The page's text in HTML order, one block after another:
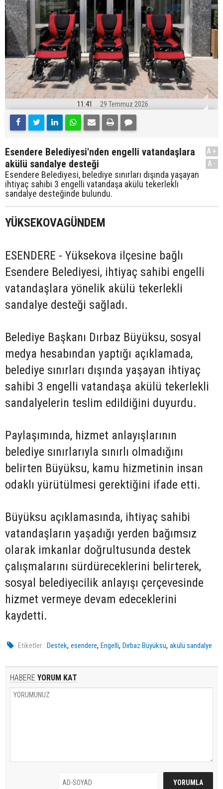
11:41 29 Temmuz 2026
Esendere Belediyesi'nden engelli vatandaşlara
akülü sandalye desteği
Esendere Belediyesi, belediye sınırları dışında yaşayan
ihtiyaç sahibi 3 engelli vatandaşa akülü tekerlekli
sandalye desteğinde bulundu.
A+
A-
YÜKSEKOVAGÜNDEM
ESENDERE - Yüksekova ilçesine bağlı
Esendere Belediyesi, ihtiyaç sahibi engelli
vatandaşlara yönelik akülü tekerlekli
sandalye desteği sağladı.
Belediye Başkanı Dırbaz Büyüksu, sosyal
medya hesabından yaptığı açıklamada,
belediye sınırları dışında yaşayan ihtiyaç
sahibi 3 engelli vatandaşa akülü tekerlekli
sandalyelerin teslim edildiğini duyurdu.
Paylaşımında, hizmet anlayışlarının
belediye sınırlarıyla sınırlı olmadığını
belirten Büyüksu, kamu hizmetinin insan
odaklı yürütülmesi gerektiğini ifade etti.
Büyüksu açıklamasında, ihtiyaç sahibi
vatandaşların yaşadığı yerden bağımsız
olarak imkanlar doğrultusunda destek
çalışmalarını sürdüreceklerini belirterek,
sosyal belediyecilik anlayışı çerçevesinde
hizmet vermeye devam edeceklerini
kaydetti.
Etiketler : Destek,esendere,Engelli,Dırbaz Büyüksu,akülü sandalye
HABERE YORUM KAT